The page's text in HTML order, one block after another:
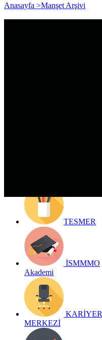
Anasayfa >Manşet Arşivi
TESMER
İSMMMO
Akademi
KARİYER
MERKEZİ